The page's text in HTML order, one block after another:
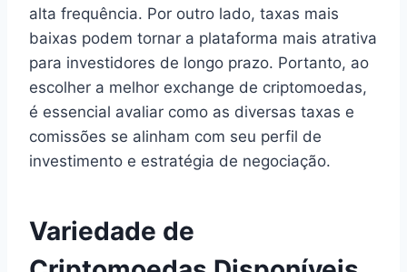
alta frequência. Por outro lado, taxas mais
baixas podem tornar a plataforma mais atrativa
para investidores de longo prazo. Portanto, ao
escolher a melhor exchange de criptomoedas,
é essencial avaliar como as diversas taxas e
comissões se alinham com seu perfil de
investimento e estratégia de negociação.
Variedade de